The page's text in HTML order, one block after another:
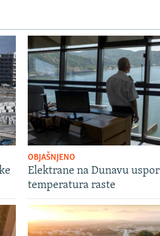
OBJAŠNJENO
Elektrane na Dunavu
temperatura raste